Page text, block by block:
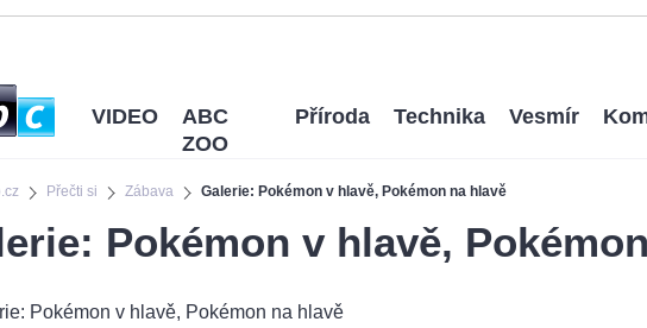
Přečti si Zábava Galerie: Pokémon v hlavě, Pokémon na hlavě
VIDEO
ABC
ZOO
Příroda Technika Vesmír
Pokémon v hlavě,